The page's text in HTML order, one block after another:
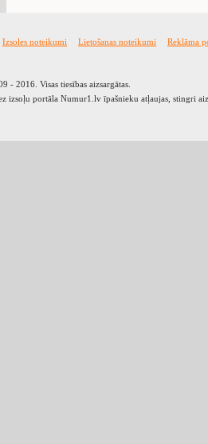
Izsoles noteikumi Lietošanas noteikumi
Reklāma
- 2016. Visas tiesības aizsargātas.
izsoļu portāla Numur1.lv īpašnieku atļaujas, stingri